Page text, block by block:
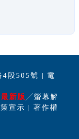
4段505號 | 電
新版 ╱螢幕解
宣示 | 著作權